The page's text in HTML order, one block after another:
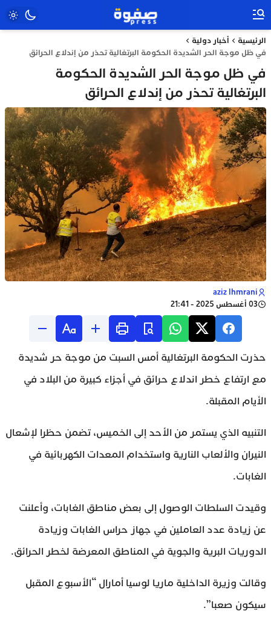
الرئيسية
أخبار دولية
في ظل موجة الحر الشديدة الحكومة البرتغالية تحذر من إندلاع الحرائق
في ظل موجة الحر الشديدة الحكومة
البرتغالية تحذر من إندلاع الحرائق
aziz lhmrani
03 أغسطس 2025 - 21:41
حذرت الحكومة البرتغالية أمس السبت من موجة حر شديدة
مع ارتفاع خطر اندلاع حرائق في أجزاء كبيرة من البلاد في
الأيام المقبلة.
التنبيه الذي يستمر من الأحد إلى الخميس، تضمن حظرا لإشعال
النيران والألعاب النارية واستخدام المعدات الكهربائية في
الغابات.
وقيدت السلطات الوصول إلى بعض مناطق الغابات، وأعلنت
عن زيادة عدد العاملين في جهاز حراس الغابات وزيادة
الدوريات البرية والجوية في المناطق المعرضة لخطر الحرائق.
وقالت وزيرة الداخلية ماريا لوسيا أمارال “الأسبوع المقبل
سيكون صعبا”.